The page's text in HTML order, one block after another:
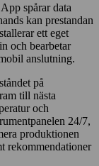
spårar data
kan prestandan
ett eget
och bearbetar
anslutning.
på
till nästa
och
24/7,
produktionen
rekommendationer